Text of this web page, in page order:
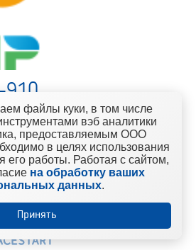
910
53
магазина
Сеть магазинов строительно-
файлы куки, в том числе
вэб аналитики
предоставляемым ООО
в целях использования
его работы. Работая с сайтом,
на обработку ваших
данных.
Принять